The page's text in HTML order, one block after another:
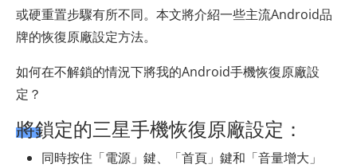
或硬重置步驟有所不同。本文將介紹一些主流Android品
牌的恢復原廠設定方法。
如何在不解鎖的情況下將我的Android手機恢復原廠設
定？
將鎖定的三星手機恢復原廠設定：
同時按住「電源」鍵、「首頁」鍵和「音量增大」